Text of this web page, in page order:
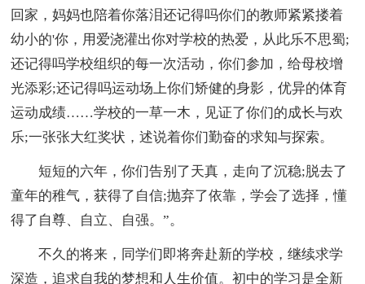
回家，妈妈也陪着你落泪还记得吗你们的教师紧紧搂着
幼小的'你，用爱浇灌出你对学校的热爱，从此乐不思蜀;
还记得吗学校组织的每一次活动，你们参加，给母校增
光添彩;还记得吗运动场上你们矫健的身影，优异的体育
运动成绩……学校的一草一木，见证了你们的成长与欢
乐;一张张大红奖状，述说着你们勤奋的求知与探索。
短短的六年，你们告别了天真，走向了沉稳;脱去了
童年的稚气，获得了自信;抛弃了依靠，学会了选择，懂
得了自尊、自立、自强。”。
不久的将来，同学们即将奔赴新的学校，继续求学
深造，追求自我的梦想和人生价值。初中的学习是全新